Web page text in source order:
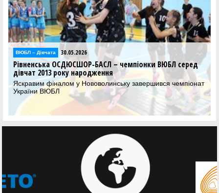
чемпіонки ВЮБЛ серед
завершився чемпіонат
Відео 30.05.2026
Фінал чотирьох ВЮБЛ серед
відеотрансляція матчів 30
Дивіться трансляцію
ВЮБЛ серед дівчат 2013 року